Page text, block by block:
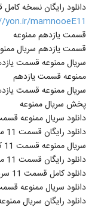
دانلود رایگان نسخه کامل قسمت 11 سریال
yon.ir/mamnooeE11
قسمت یازدهم ممنوعه
قسمت یازدهم سریال
سریال ممنوعه قسمت
ممنوعه قسمت یازدهم
سریال ممنوعه قسمت
پخش سریال ممنوعه
دانلود سریال ممنوعه
دانلود رایگان قسمت 11 سریال ممنوعه
سریال ممنوعه قسمت 11 کامل
دانلود رایگان قسمت 11 ممنوعه با کیفیت Full HD
دانلود کامل قسمت 11 سریال ممنوعه با لینک مستقیم
دانلود سریال ممنوعه قسمت
دانلود رایگان سریال